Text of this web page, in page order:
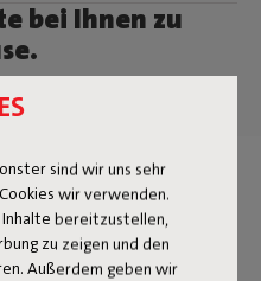
sind wir uns sehr
wir verwenden.
bereitzustellen,
zu zeigen und den
Außerdem geben wir
bei Ihnen zu
hier geteilt zu werden